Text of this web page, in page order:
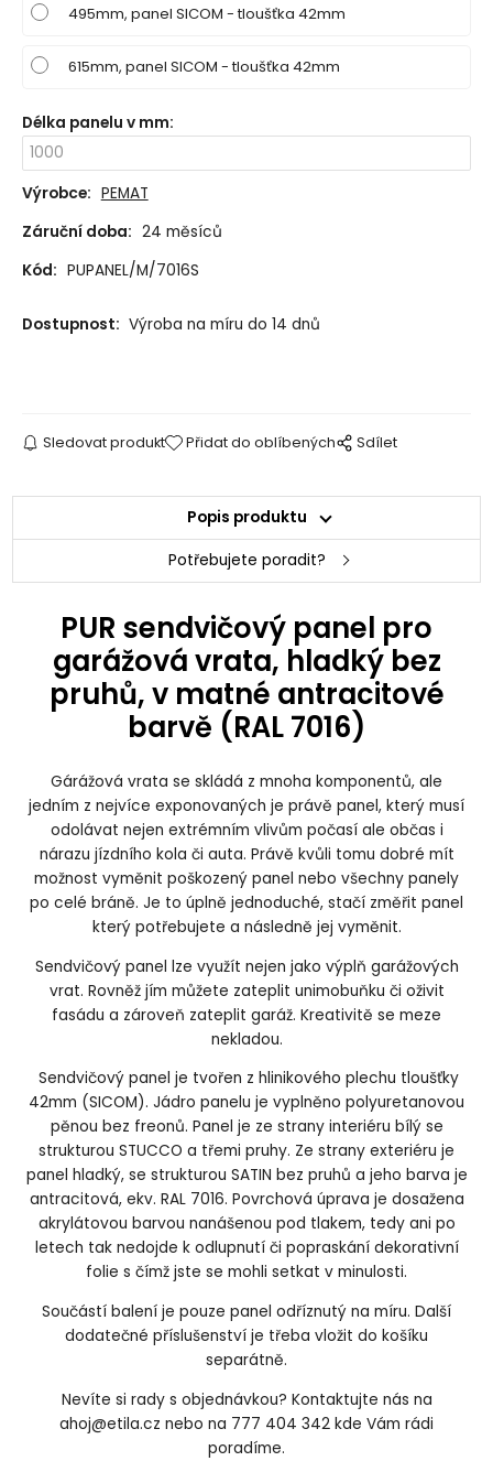
495mm, panel SICOM - tloušťka 42mm
615mm, panel SICOM - tloušťka 42mm
Délka panelu v mm:
Výrobce: PEMAT
Záruční doba: 24 měsíců
Kód: PUPANEL/M/7016S
Dostupnost: Výroba na míru do 14 dnů
Sledovat produkt Přidat do oblíbených Sdílet
Popis produktu
Potřebujete poradit?
PUR sendvičový panel pro
garážová vrata, hladký bez
pruhů, v matné antracitové
barvě (RAL 7016)
Gárážová vrata se skládá z mnoha komponentů, ale
jedním z nejvíce exponovaných je právě panel, který musí
odolávat nejen extrémním vlivům počasí ale občas i
nárazu jízdního kola či auta. Právě kvůli tomu dobré mít
možnost vyměnit poškozený panel nebo všechny panely
po celé bráně. Je to úplně jednoduché, stačí změřit panel
který potřebujete a následně jej vyměnit.
Sendvičový panel lze využít nejen jako výplň garážových
vrat. Rovněž jím můžete zateplit unimobuňku či oživit
fasádu a zároveň zateplit garáž. Kreativitě se meze
nekladou.
Sendvičový panel je tvořen z hlinikového plechu tloušťky
42mm (SICOM). Jádro panelu je vyplněno polyuretanovou
pěnou bez freonů. Panel je ze strany interiéru bílý se
strukturou STUCCO a třemi pruhy. Ze strany exteriéru je
panel hladký, se strukturou SATIN bez pruhů a jeho barva je
antracitová, ekv. RAL 7016. Povrchová úprava je dosažena
akrylátovou barvou nanášenou pod tlakem, tedy ani po
letech tak nedojde k odlupnutí či popraskání dekorativní
folie s čímž jste se mohli setkat v minulosti.
Součástí balení je pouze panel odříznutý na míru. Další
dodatečné příslušenství je třeba vložit do košíku
separátně.
Nevíte si rady s objednávkou? Kontaktujte nás na
ahoj@etila.cz nebo na 777 404 342 kde Vám rádi
poradíme.